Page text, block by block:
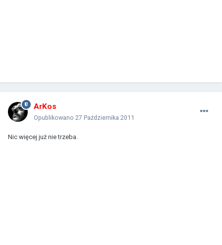
ArKos
Opublikowano 27 Października 2011
Nic więcej już nie trzeba.